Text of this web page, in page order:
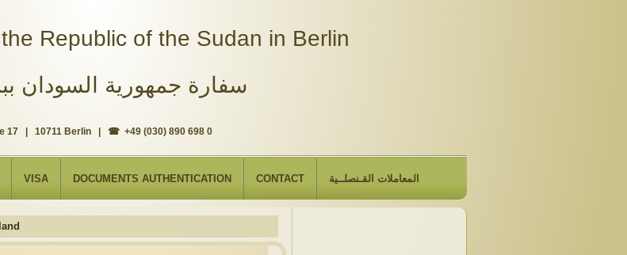
17 | 10711 Berlin | ☎ +49 (030) 890 698 0
Republic of the Sudan in Berlin
سفارة جمهورية السودان
VISA DOCUMENTS AUTHENTICATION CONTACT المعاملات القـنصلــية